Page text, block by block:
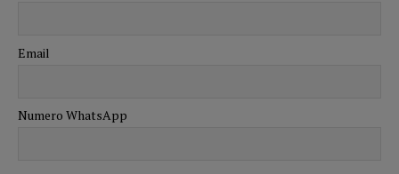
Email
Numero WhatsApp